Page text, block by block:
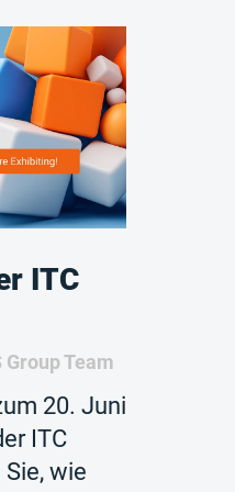
ITC
Group Team
20. Juni
ITC
wie